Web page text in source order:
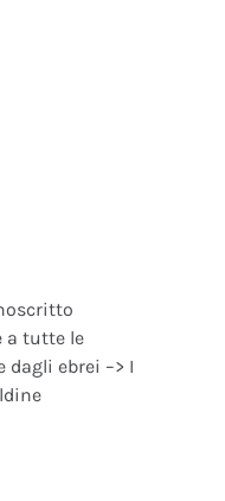
a tutte le
dagli ebrei –> I